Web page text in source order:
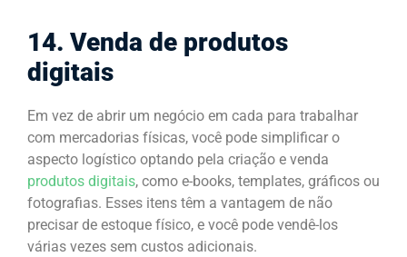
14. Venda de produtos
digitais
Em vez de abrir um negócio em cada para trabalhar
com mercadorias físicas, você pode simplificar o
aspecto logístico optando pela criação e venda
produtos digitais, como e-books, templates, gráficos ou
fotografias. Esses itens têm a vantagem de não
precisar de estoque físico, e você pode vendê-los
várias vezes sem custos adicionais.